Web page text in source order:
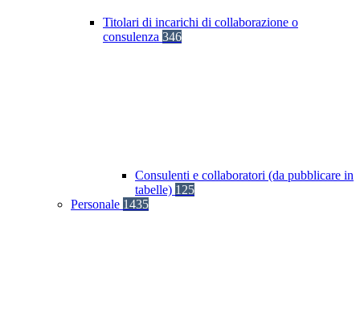
Titolari di incarichi di collaborazione o
consulenza 346
Consulenti e collaboratori (da pubblicare in
tabelle) 125
Personale 1435